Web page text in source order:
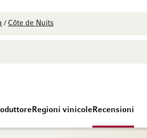
/ Côte de Nuits
Regioni vinicole Recensioni